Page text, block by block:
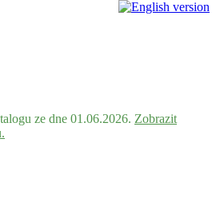
ze dne 01.06.2026. Zobrazit